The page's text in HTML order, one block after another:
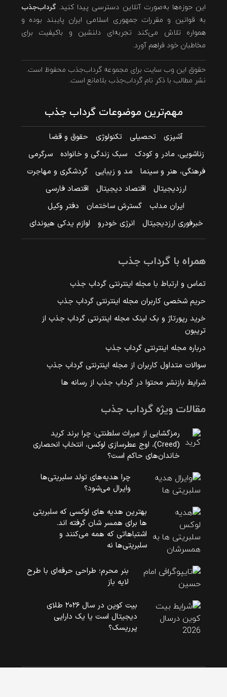
این حوزه‌ها به‌صورت آنلاین دسترسی پیدا کنید.گرداب‌جذب
به قوانین و مقررات جمهوری اسلامی ایران پایبند بوده و
همواره تلاش می‌کند تجربه‌ای دلنشین و باکیفیت برای
مخاطبان خود فراهم آورد.
حقوق این وب سایت برای مجموعه گرداب‌جذب محفوظ است.
نشر مطالب با ذکر نام گرداب‌جذب بلامانع است.
مهم‌ترین موضوعات گرداب جذب
آشپزی تحصیلی تکنولوژی
حقوق و قضا
زناشویی، مادر و کودک
سبک زندگی و خانواده
سرگرمی
فرهنگی، هنر و سینما
مد و زیبایی
گردشگری و مهاجرت
ارزدیجیتال
اقتصاد دیجیتال
اقتصاد فارسی
ایران مدلب
گسترش ساختمان
دفتر وکیل
خبرفوری ارزدیجیتال
انرژی خودرو لوازم یدکی هیوندای
همراه با گرداب جذب
تماس و ارتباط با مجله اینترنتی گرداب جذب
حریم شخصی کاربران مجله اینترنتی گرداب جذب
خرید رپورتاژ و بک لینک مجله اینترنتی گرداب جذب از
تریبون
درباره مجله اینترنتی گرداب جذب
سوالات متداول کاربران از مجله اینترنتی گرداب جذب
شرایط بازنشر محتوا در گرداب جذب از رسانه ها
مقالات ویژه گرداب جذب
رمزگشایی از میراث سلطنتی: چرا برند کرید
(Creed)، اوج عطرسازی لوکس، انتخاب انحصاری
خاندان‌های حاکم است؟
چرا هدیه‌های تولد سلبریتی‌ها
وایرال می‌شود؟
بهترین هدیه های لوکسی که سلبریتی
ها برای همسر شان گرفته اند.
اشتباهاتی که همه می‌کنند و
سلبریتی‌ها نه
بنر محرم؛ طراحی حرفه‌ای با طرح
لایه باز
بیت کوین در سال ۲۰۲۶ طلای
دیجیتال است یا یک دارایی
پرریسک؟